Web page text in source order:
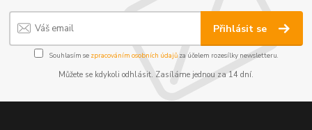
Přihlásit se
Souhlasím se zpracováním osobních údajůza účelem rozesílky newsletteru.
Můžete se kdykoli odhlásit. Zasíláme jednou za 14 dní.